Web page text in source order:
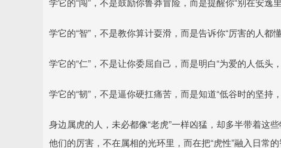
学它的“智”，不是教你算计耍滑，而是告诉你“厉害的人都
学它的“仁”，不是让你委屈自己，而是明白“为爱的人低头
学它的“韧”，不是逼你硬扛痛苦，而是知道“低谷时的坚持，
身边属虎的人，未必都像“老虎”一样凶猛，却多半带着这
他们的厉害，不在属相的光环里，而在把“虎性”融入日常